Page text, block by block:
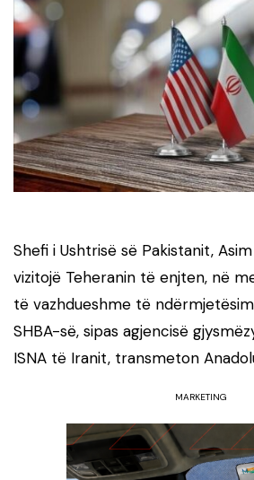
Shefi i Ushtrisë së Pakistanit,
vizitojë Teheranin të enjten, në
të vazhdueshme të
SHBA-së, sipas agjencisë
ISNA të Iranit, transmeton
MARKETING